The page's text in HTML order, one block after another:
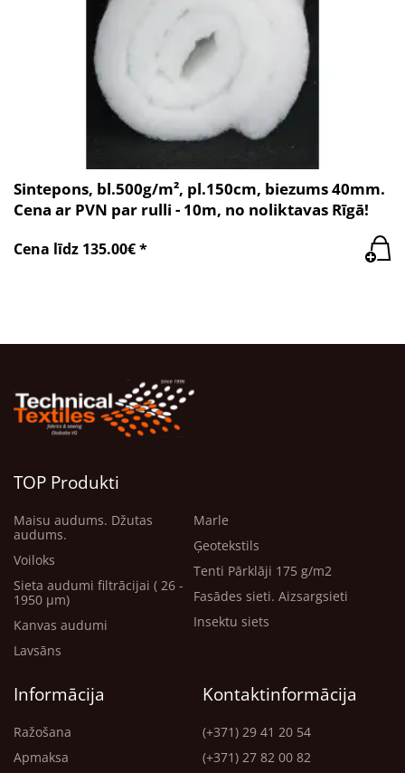
Sintepons, bl.500g/m², pl.150cm, biezums 40mm.
Cena ar PVN par rulli - 10m, no noliktavas Rīgā!
Cena līdz 135.00€ *
TOP Produkti
Maisu audums. Džutas
audums.
Voiloks
Sieta audumi filtrācijai ( 26 -
1950 μm)
Kanvas audumi
Lavsāns
Marle
Ģeotekstils
Tenti Pārklāji 175 g/m2
Fasādes sieti. Aizsargsieti
Insektu siets
Informācija
Ražošana
Apmaksa
Kontaktinformācija
(+371) 29 41 20 54
(+371) 27 82 00 82